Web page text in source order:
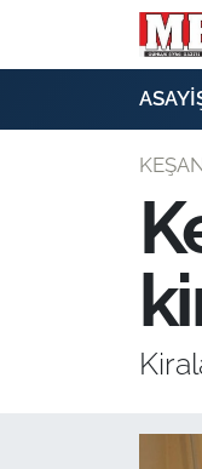
E-GAZETE
SİYASET